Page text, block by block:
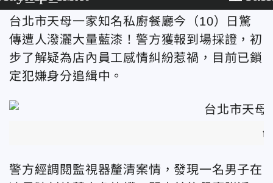
台北市天母一家知名私廚餐廳今（10）日驚
傳遭人潑灑大量藍漆！警方獲報到場採證，初
步了解疑為店內員工感情糾紛惹禍，目前已鎖
定犯嫌身分追緝中。
警方經調閱監視器釐清案情，發現一名男子在